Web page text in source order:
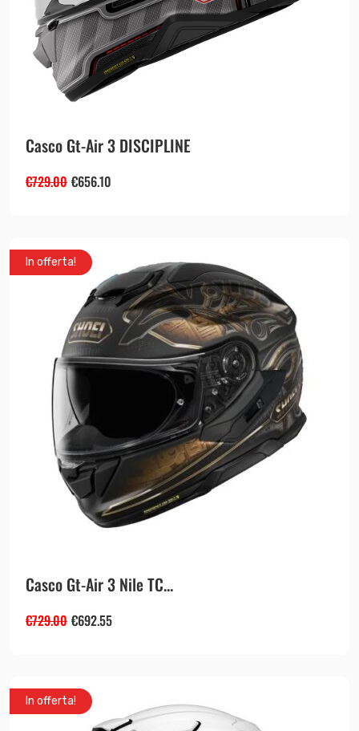
Casco Gt-Air 3 DISCIPLINE
€729.00 €656.10
In offerta!
Casco Gt-Air 3 Nile TC...
€729.00 €692.55
In offerta!